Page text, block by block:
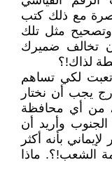
مع ذلك كتب
وتصحيح مثل تلك
تخالف ضميرك
لذاك!؟
لكي تساهم
يجب أن نختار
من أي محافظة
وأريد أن
بأنه أكثر
الشعب!؟. ماذا